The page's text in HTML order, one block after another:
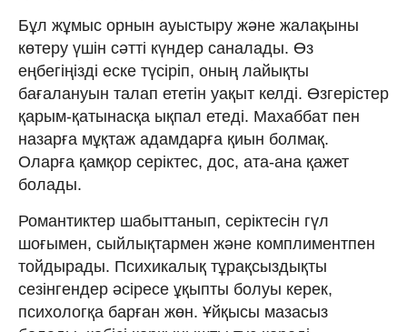
Бұл жұмыс орнын ауыстыру және жалақыны
көтеру үшін сәтті күндер саналады. Өз
еңбегіңізді еске түсіріп, оның лайықты
бағалануын талап ететін уақыт келді. Өзгерістер
қарым-қатынасқа ықпал етеді. Махаббат пен
назарға мұқтаж адамдарға қиын болмақ.
Оларға қамқор серіктес, дос, ата-ана қажет
болады.
Романтиктер шабыттанып, серіктесін гүл
шоғымен, сыйлықтармен және комплиментпен
тойдырады. Психикалық тұрақсыздықты
сезінгендер әсіресе ұқыпты болуы керек,
психологқа барған жөн. Ұйқысы мазасыз